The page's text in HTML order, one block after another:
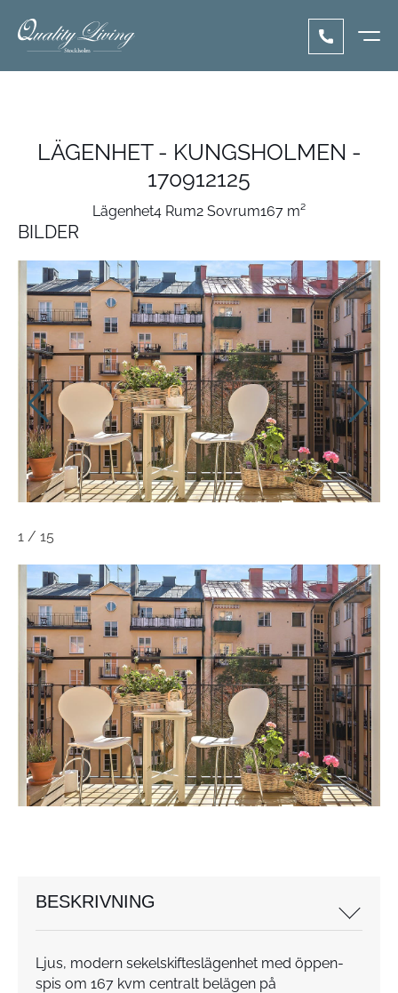
LÄGENHET - KUNGSHOLMEN -
170912125
Lägenhet4 Rum2 Sovrum167 m²
BILDER
1 / 15
BESKRIVNING
Ljus, modern sekelskifteslägenhet med öppen-
spis om 167 kvm centralt belägen på